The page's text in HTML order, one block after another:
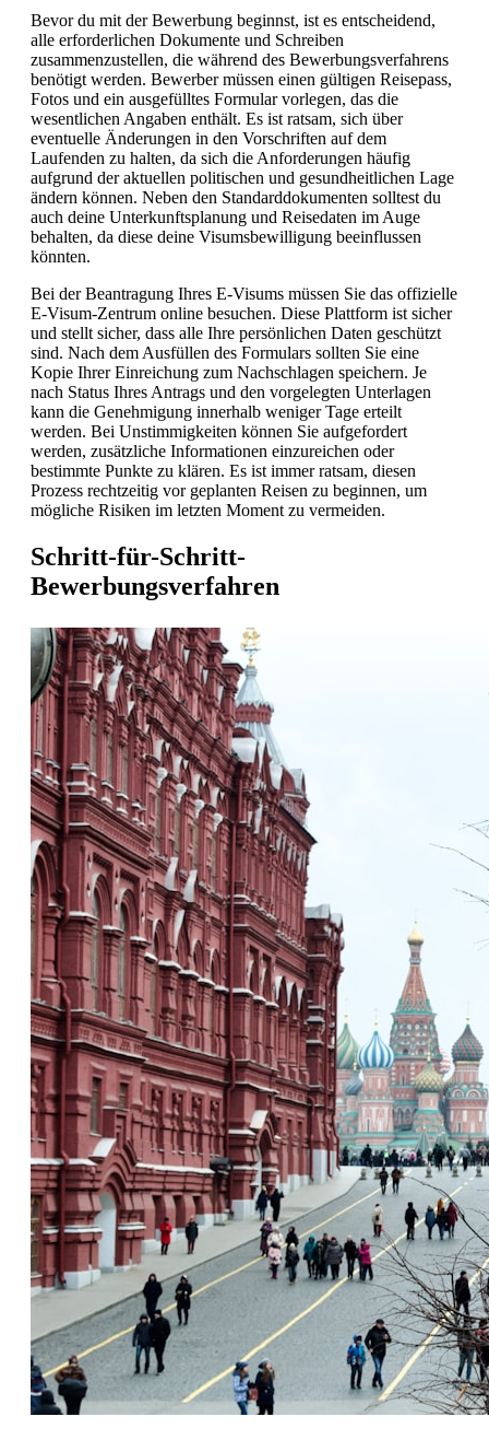
Bevor du mit der Bewerbung beginnst, ist es entscheidend,
alle erforderlichen Dokumente und Schreiben
zusammenzustellen, die während des Bewerbungsverfahrens
benötigt werden. Bewerber müssen einen gültigen Reisepass,
Fotos und ein ausgefülltes Formular vorlegen, das die
wesentlichen Angaben enthält. Es ist ratsam, sich über
eventuelle Änderungen in den Vorschriften auf dem
Laufenden zu halten, da sich die Anforderungen häufig
aufgrund der aktuellen politischen und gesundheitlichen Lage
ändern können. Neben den Standarddokumenten solltest du
auch deine Unterkunftsplanung und Reisedaten im Auge
behalten, da diese deine Visumsbewilligung beeinflussen
könnten.
Bei der Beantragung Ihres E-Visums müssen Sie das offizielle
E-Visum-Zentrum online besuchen. Diese Plattform ist sicher
und stellt sicher, dass alle Ihre persönlichen Daten geschützt
sind. Nach dem Ausfüllen des Formulars sollten Sie eine
Kopie Ihrer Einreichung zum Nachschlagen speichern. Je
nach Status Ihres Antrags und den vorgelegten Unterlagen
kann die Genehmigung innerhalb weniger Tage erteilt
werden. Bei Unstimmigkeiten können Sie aufgefordert
werden, zusätzliche Informationen einzureichen oder
bestimmte Punkte zu klären. Es ist immer ratsam, diesen
Prozess rechtzeitig vor geplanten Reisen zu beginnen, um
mögliche Risiken im letzten Moment zu vermeiden.
Schritt-für-Schritt-
Bewerbungsverfahren